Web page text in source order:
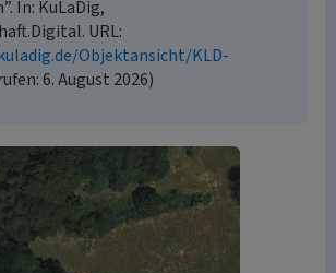
In: KuLaDig,
URL:
Objektansicht/KLD-
6. August 2026)